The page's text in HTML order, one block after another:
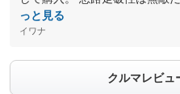
っと見る
イワナ
クルマレビュ